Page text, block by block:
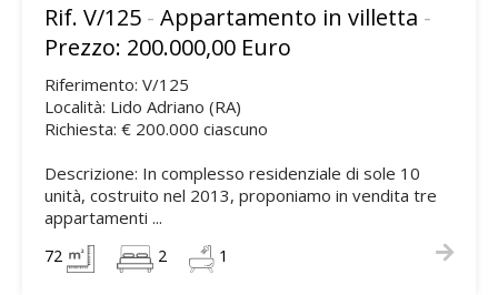
Rif. V/125 - Appartamento in villetta -
Prezzo: 200.000,00 Euro
Riferimento: V/125
Località: Lido Adriano (RA)
Richiesta: € 200.000 ciascuno
Descrizione: In complesso residenziale di sole 10
unità, costruito nel 2013, proponiamo in vendita tre
appartamenti ...
72 2 1